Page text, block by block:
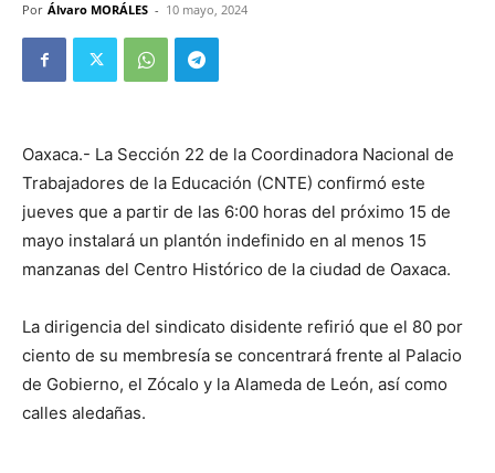
Por Álvaro MORÁLES - 10 mayo, 2024
Oaxaca.- La Sección 22 de la Coordinadora Nacional de
Trabajadores de la Educación (CNTE) confirmó este
jueves que a partir de las 6:00 horas del próximo 15 de
mayo instalará un plantón indefinido en al menos 15
manzanas del Centro Histórico de la ciudad de Oaxaca.
La dirigencia del sindicato disidente refirió que el 80 por
ciento de su membresía se concentrará frente al Palacio
de Gobierno, el Zócalo y la Alameda de León, así como
calles aledañas.